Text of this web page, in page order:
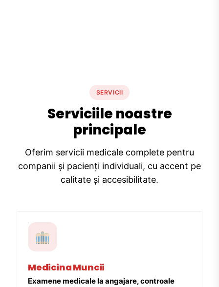
SERVICII
Serviciile noastre
principale
Oferim servicii medicale complete pentru
companii și pacienți individuali, cu accent pe
calitate și accesibilitate.
Medicina Muncii
Examene medicale la angajare, controale